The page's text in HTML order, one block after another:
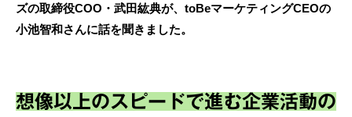
ズの取締役COO・武田紘典が、toBeマーケティングCEOの
小池智和さんに話を聞きました。
想像以上のスピードで進む企業活動の